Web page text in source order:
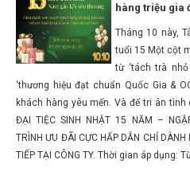
hàng triệu gia
Tháng 10 này,
tuổi 15 Một cột
từ ‘tách trà nhỏ
‘thương hiệu đạt chuẩn Quốc Gia &
khách hàng yêu mến. Và để tri ân
ĐẠI TIỆC SINH NHẬT 15 NĂM –
TRÌNH ƯU ĐÃI CỰC HẤP DẪN CHỈ DÀNH
TIẾP TẠI CÔNG TY. Thời gian áp dụng: